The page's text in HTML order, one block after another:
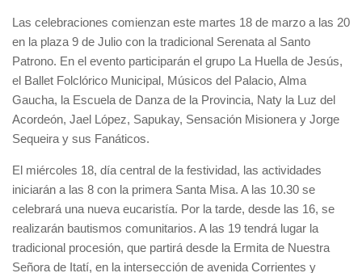
Las celebraciones comienzan este martes 18 de marzo a las 20
en la plaza 9 de Julio con la tradicional Serenata al Santo
Patrono. En el evento participarán el grupo La Huella de Jesús,
el Ballet Folclórico Municipal, Músicos del Palacio, Alma
Gaucha, la Escuela de Danza de la Provincia, Naty la Luz del
Acordeón, Jael López, Sapukay, Sensación Misionera y Jorge
Sequeira y sus Fanáticos.
El miércoles 18, día central de la festividad, las actividades
iniciarán a las 8 con la primera Santa Misa. A las 10.30 se
celebrará una nueva eucaristía. Por la tarde, desde las 16, se
realizarán bautismos comunitarios. A las 19 tendrá lugar la
tradicional procesión, que partirá desde la Ermita de Nuestra
Señora de Itatí, en la intersección de avenida Corrientes y